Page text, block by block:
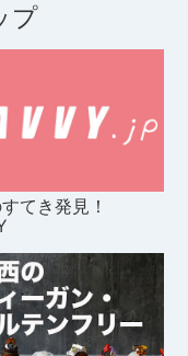
プ
てき発見！